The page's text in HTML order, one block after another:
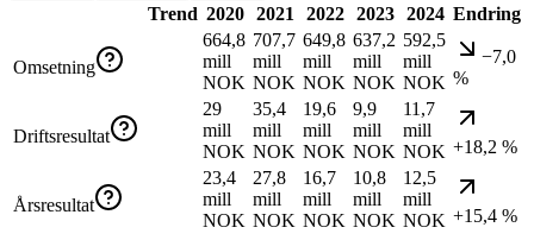
Trend 2020 2021 2022 2023 2024 Endring
Omsetning
664,8
mill
NOK
707,7
mill
NOK
649,8
mill
NOK
637,2
mill
NOK
592,5
mill
NOK
−7,0
%
Driftsresultat
29
mill
NOK
35,4
mill
NOK
19,6
mill
NOK
9,9
mill
NOK
11,7
mill
NOK +18,2 %
Årsresultat
23,4
mill
NOK
27,8
mill
NOK
16,7
mill
NOK
10,8
mill
NOK
12,5
mill
NOK +15,4 %